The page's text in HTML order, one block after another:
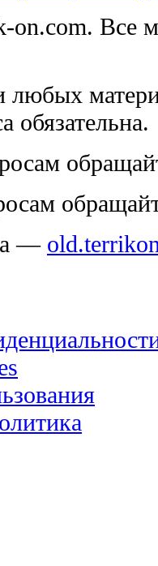
Все
любых
обязательна.
—